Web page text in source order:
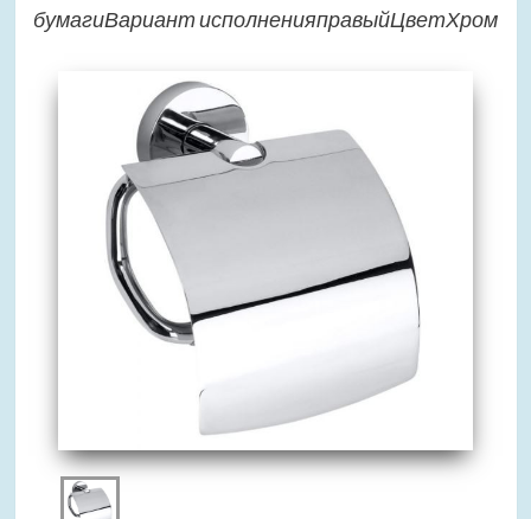
бумагиВариант исполненияправыйЦветХром